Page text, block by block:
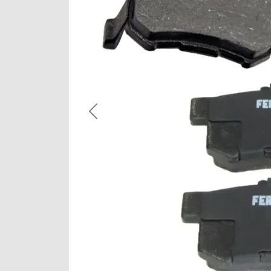
Previous